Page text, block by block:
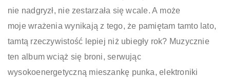
nie nadgryzł, nie zestarzała się wcale. A może
moje wrażenia wynikają z tego, że pamiętam tamto lato,
tamtą rzeczywistość lepiej niż ubiegły rok? Muzycznie
ten album wciąż się broni, serwując
wysokoenergetyczną mieszankę punka, elektroniki